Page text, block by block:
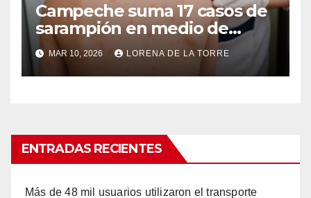
Campeche suma 17 casos de
sarampión en medio de
brote nacional
MAR 10, 2026 LORENA DE LA TORRE
ENTRADAS RECIENTES
Más de 48 mil usuarios utilizaron el transporte